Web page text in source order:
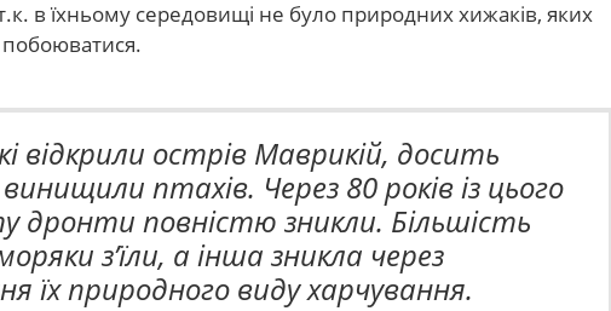
в їхньому середовищі не було природних хижаків, яких
відкрили острів Маврикій, досить
птахів. Через 80 років із цього
дронти повністю зникли. Більшість
з’їли, а інша зникла через
їх природного виду харчування.